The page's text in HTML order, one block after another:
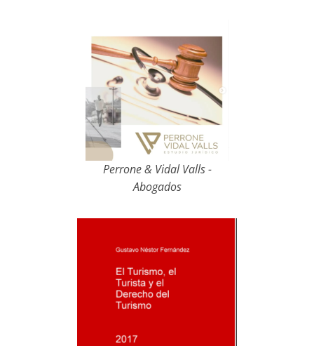
Perrone & Vidal Valls -
Abogados